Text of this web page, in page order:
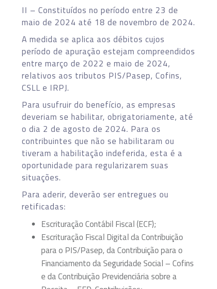
II – Constituídos no período entre 23 de
maio de 2024 até 18 de novembro de 2024.
A medida se aplica aos débitos cujos
período de apuração estejam compreendidos
entre março de 2022 e maio de 2024,
relativos aos tributos PIS/Pasep, Cofins,
CSLL e IRPJ.
Para usufruir do benefício, as empresas
deveriam se habilitar, obrigatoriamente, até
o dia 2 de agosto de 2024. Para os
contribuintes que não se habilitaram ou
tiveram a habilitação indeferida, esta é a
oportunidade para regularizarem suas
situações.
Para aderir, deverão ser entregues ou
retificadas:
Escrituração Contábil Fiscal (ECF);
Escrituração Fiscal Digital da Contribuição
para o PIS/Pasep, da Contribuição para o
Financiamento da Seguridade Social – Cofins
e da Contribuição Previdenciária sobre a